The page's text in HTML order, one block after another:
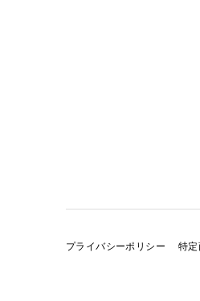
プライバシーポリシー 特